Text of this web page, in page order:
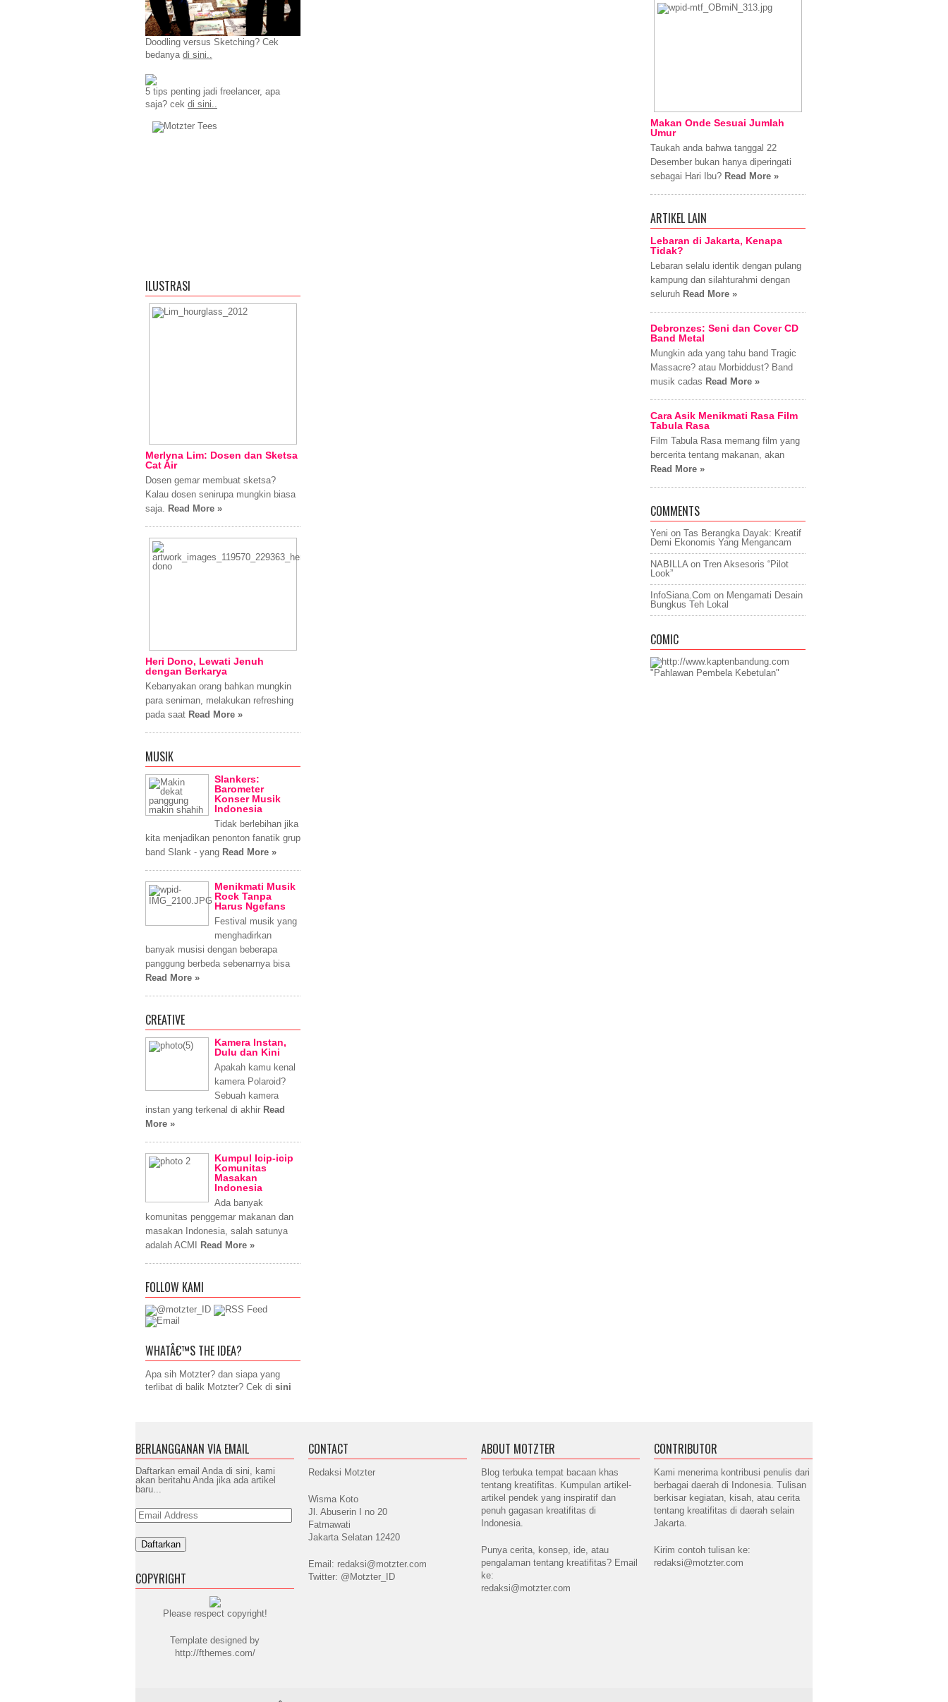
Doodling versus Sketching? Cek
bedanya di sini..
5 tips penting jadi freelancer, apa
saja? cek di sini..
ILUSTRASI
Merlyna Lim: Dosen dan Sketsa
Cat Air
Dosen gemar membuat sketsa?
Kalau dosen senirupa mungkin biasa
saja. Read More »
Heri Dono, Lewati Jenuh
dengan Berkarya
Kebanyakan orang bahkan mungkin
para seniman, melakukan refreshing
pada saat Read More »
MUSIK
Slankers:
Barometer
Konser Musik
Indonesia
Tidak berlebihan jika
kita menjadikan penonton fanatik grup
band Slank - yang Read More »
Menikmati Musik
Rock Tanpa
Harus Ngefans
Festival musik yang
menghadirkan
banyak musisi dengan beberapa
panggung berbeda sebenarnya bisa
Read More »
CREATIVE
Kamera Instan,
Dulu dan Kini
Apakah kamu kenal
kamera Polaroid?
Sebuah kamera
instan yang terkenal di akhir Read
More »
Kumpul Icip-icip
Komunitas
Masakan
Indonesia
Ada banyak
komunitas penggemar makanan dan
masakan Indonesia, salah satunya
adalah ACMI
Read More »
FOLLOW KAMI
WHATÂ€™S THE IDEA?
Apa sih Motzter? dan siapa yang
terlibat di balik Motzter? Cek di sini
Makan Onde Sesuai Jumlah
Umur
Taukah anda bahwa tanggal 22
Desember bukan hanya diperingati
sebagai Hari Ibu? Read More »
ARTIKEL LAIN
Lebaran di Jakarta, Kenapa
Tidak?
Lebaran selalu identik dengan pulang
kampung dan silahturahmi dengan
seluruh Read More »
Debronzes: Seni dan Cover CD
Band Metal
Mungkin ada yang tahu band Tragic
Massacre? atau Morbiddust? Band
musik cadas Read More »
Cara Asik Menikmati Rasa Film
Tabula Rasa
Film Tabula Rasa memang film yang
bercerita tentang makanan, akan
Read More »
COMMENTS
Yeni on Tas Berangka Dayak: Kreatif
Demi Ekonomis Yang Mengancam
NABILLAon Tren Aksesoris “Pilot
Look”
InfoSiana.Com on Mengamati Desain
Bungkus Teh Lokal
COMIC
"Pahlawan Pembela Kebetulan"
BERLANGGANAN VIA EMAIL
Daftarkan email Anda di sini, kami
akan beritahu Anda jika ada artikel
baru...
Email
Address
COPYRIGHT
Please respect copyright!
Template designed by
http://fthemes.com/
CONTACT
Redaksi Motzter
Wisma Koto
Jl. Abuserin I no 20
Fatmawati
Jakarta Selatan 12420
Email: redaksi@motzter.com
Twitter: @Motzter_ID
ABOUT MOTZTER
Blog terbuka tempat bacaan khas
tentang kreatifitas. Kumpulan artikel-
artikel pendek yang inspiratif dan
penuh gagasan kreatifitas di
Indonesia.
Punya cerita, konsep, ide, atau
pengalaman tentang kreatifitas? Email
ke:
redaksi@motzter.com
CONTRIBUTOR
Kami menerima kontribusi penulis dari
berbagai daerah di Indonesia. Tulisan
berkisar kegiatan, kisah, atau cerita
tentang kreatifitas di daerah selain
Jakarta.
Kirim contoh tulisan ke:
redaksi@motzter.com